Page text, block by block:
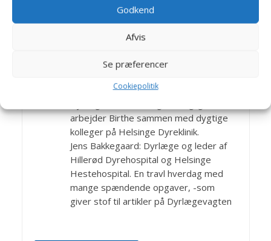
Godkend
Afvis
Se præferencer
Cookiepolitik
Birthe Valling & Jens
Bakkegaard
arbejder Birthe sammen med dygtige
kolleger på Helsinge Dyreklinik.
Jens Bakkegaard: Dyrlæge og leder af
Hillerød Dyrehospital og Helsinge
Hestehospital. En travl hverdag med
mange spændende opgaver, -som
giver stof til artikler på Dyrlægevagten